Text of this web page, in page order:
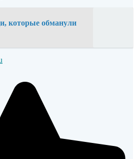
которые обманули